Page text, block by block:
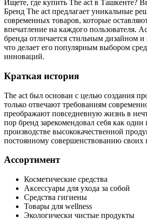
Ищете, где купить The act в Ташкенте?
Бренд The act предлагает уникальные
современных товаров, которые
впечатление на каждого пользователя.
бренда отличается стильным дизайном
что делает его популярным выбором
инноваций.
Краткая история
The act был основан с целью создания
только отвечают требованиям
преображают повседневную жизнь в
пор бренд зарекомендовал себя как один
производстве высококачественной
постоянному совершенствованию своих
Ассортимент
Косметические средства
Аксессуары для ухода за собой
Средства гигиены
Товары для wellness
Экологически чистые продукты